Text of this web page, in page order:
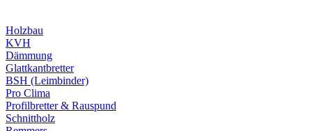
Holzbau
KVH
Dämmung
Glattkantbretter
BSH (Leimbinder)
Pro Clima
Profilbretter & Rauspund
Schnittholz